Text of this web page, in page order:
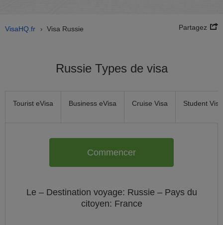
VisaHQ.fr › Visa Russie Partagez
Russie Types de visa
Tourist eVisa Business eVisa Cruise Visa Student Visa
Commencer
Le – Destination voyage: Russie – Pays du
citoyen: France